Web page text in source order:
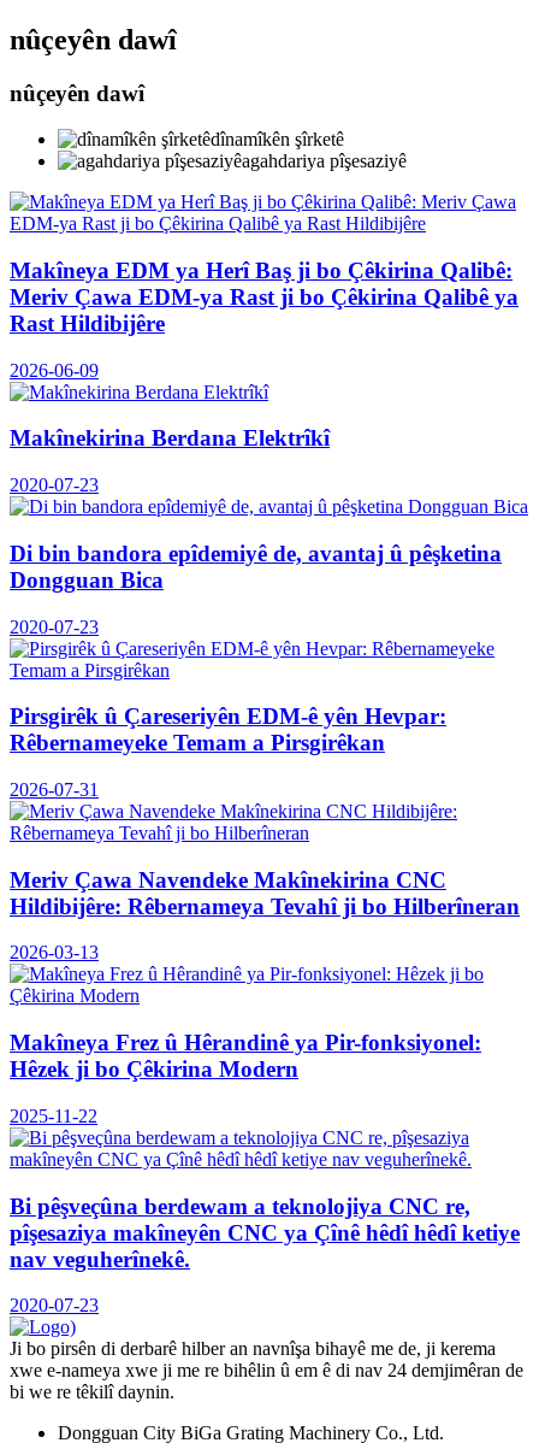
nûçeyên dawî
nûçeyên dawî
dînamîkên şîrketê
agahdariya pîşesaziyê
Makîneya EDM ya Herî Baş ji bo Çêkirina Qalibê:
Meriv Çawa EDM-ya Rast ji bo Çêkirina Qalibê ya
Rast Hildibijêre
2026-06-09
Makînekirina Berdana Elektrîkî
2020-07-23
Di bin bandora epîdemiyê de, avantaj û pêşketina
Dongguan Bica
2020-07-23
Pirsgirêk û Çareseriyên EDM-ê yên Hevpar:
Rêbernameyeke Temam a Pirsgirêkan
2026-07-31
Meriv Çawa Navendeke Makînekirina CNC
Hildibijêre: Rêbernameya Tevahî ji bo Hilberîneran
2026-03-13
Makîneya Frez û Hêrandinê ya Pir-fonksiyonel:
Hêzek ji bo Çêkirina Modern
2025-11-22
Bi pêşveçûna berdewam a teknolojiya CNC re,
pîşesaziya makîneyên CNC ya Çînê hêdî hêdî ketiye
nav veguherînekê.
2020-07-23
Ji bo pirsên di derbarê hilber an navnîşa bihayê me de, ji kerema
xwe e-nameya xwe ji me re bihêlin û em ê di nav 24 demjimêran de
bi we re têkilî daynin.
Dongguan City BiGa Grating Machinery Co., Ltd.